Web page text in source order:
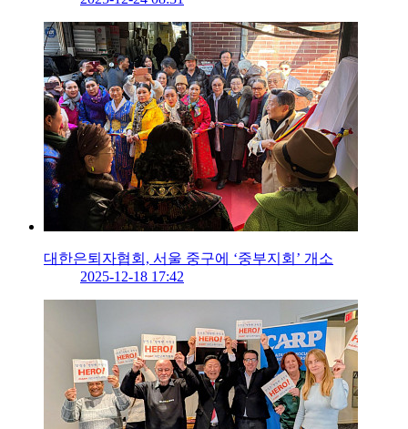
대한은퇴자협회, 서울 중구에 ‘중부지회’ 개소
2025-12-18 17:42